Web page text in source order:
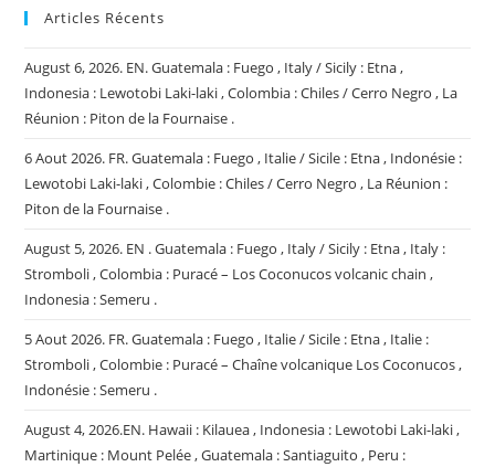
Articles Récents
August 6, 2026. EN. Guatemala : Fuego , Italy / Sicily : Etna ,
Indonesia : Lewotobi Laki-laki , Colombia : Chiles / Cerro Negro , La
Réunion : Piton de la Fournaise .
6 Aout 2026. FR. Guatemala : Fuego , Italie / Sicile : Etna , Indonésie :
Lewotobi Laki-laki , Colombie : Chiles / Cerro Negro , La Réunion :
Piton de la Fournaise .
August 5, 2026. EN . Guatemala : Fuego , Italy / Sicily : Etna , Italy :
Stromboli , Colombia : Puracé – Los Coconucos volcanic chain ,
Indonesia : Semeru .
5 Aout 2026. FR. Guatemala : Fuego , Italie / Sicile : Etna , Italie :
Stromboli , Colombie : Puracé – Chaîne volcanique Los Coconucos ,
Indonésie : Semeru .
August 4, 2026.EN. Hawaii : Kilauea , Indonesia : Lewotobi Laki-laki ,
Martinique : Mount Pelée , Guatemala : Santiaguito , Peru :